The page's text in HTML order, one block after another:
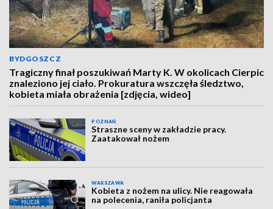
BYDGOSZCZ
Tragiczny finał poszukiwań Marty K. W okolicach Cierpic
znaleziono jej ciało. Prokuratura wszczęła śledztwo,
kobieta miała obrażenia [zdjęcia, wideo]
POZNAŃ
Straszne sceny w zakładzie pracy.
Zaatakował nożem
WARSZAWA
Kobieta z nożem na ulicy. Nie reagowała
na polecenia, raniła policjanta